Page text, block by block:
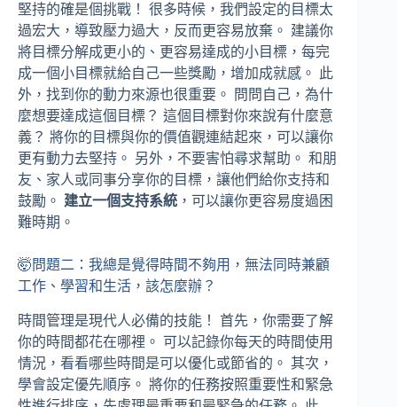
堅持的確是個挑戰！ 很多時候，我們設定的目標太
過宏大，導致壓力過大，反而更容易放棄。 建議你
將目標分解成更小的、更容易達成的小目標，每完
成一個小目標就給自己一些獎勵，增加成就感。 此
外，找到你的動力來源也很重要。 問問自己，為什
麼想要達成這個目標？ 這個目標對你來說有什麼意
義？ 將你的目標與你的價值觀連結起來，可以讓你
更有動力去堅持。 另外，不要害怕尋求幫助。 和朋
友、家人或同事分享你的目標，讓他們給你支持和
鼓勵。 建立一個支持系統 ，可以讓你更容易度過困
難時期。
🤯問題二：我總是覺得時間不夠用，無法同時兼顧
工作、學習和生活，該怎麼辦？
時間管理是現代人必備的技能！ 首先，你需要了解
你的時間都花在哪裡。 可以記錄你每天的時間使用
情況，看看哪些時間是可以優化或節省的。 其次，
學會設定優先順序。 將你的任務按照重要性和緊急